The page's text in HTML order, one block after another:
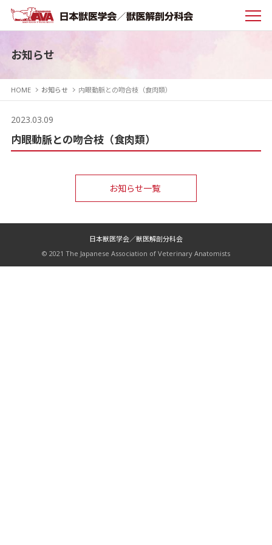
お知らせ
HOME お知らせ 内眼動脈との吻合枝（食肉類）
2023.03.09
内眼動脈との吻合枝（食肉類）
お知らせ一覧
日本獣医学会／獣医解剖分科会
© 2021 The Japanese Association of Veterinary Anatomists